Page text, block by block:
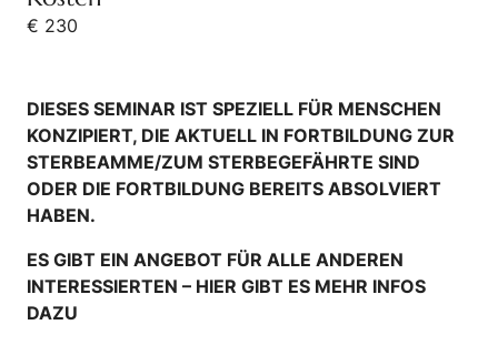
DIESES SEMINAR IST SPEZIELL FÜR MENSCHEN
KONZIPIERT, DIE AKTUELL IN FORTBILDUNG ZUR
STERBEAMME/ZUM STERBEGEFÄHRTE SIND
ODER DIE FORTBILDUNG BEREITS ABSOLVIERT
HABEN.
ES GIBT EIN ANGEBOT FÜR ALLE ANDEREN
INTERESSIERTEN – HIER GIBT ES MEHR INFOS
DAZU
€ 230